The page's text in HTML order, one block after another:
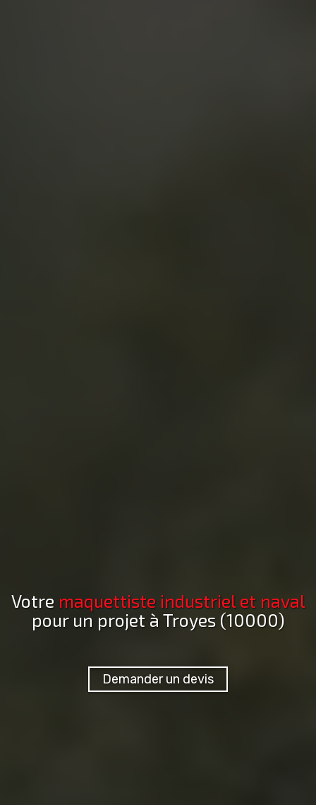
Votre maquettiste industriel et naval
pour un projet à Troyes (10000)
Demander un devis